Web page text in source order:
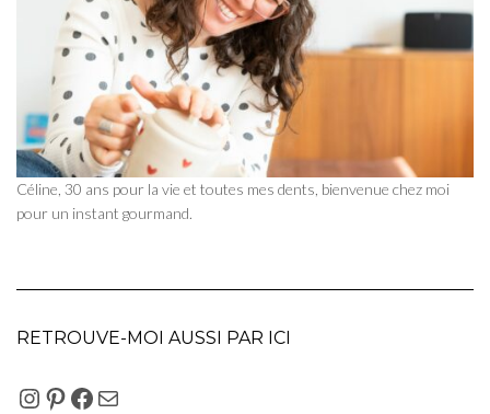
Céline, 30 ans pour la vie et toutes mes dents, bienvenue chez moi
pour un instant gourmand.
RETROUVE-MOI AUSSI PAR ICI
INSTAGRAM
PINTEREST
FACEBOOK
E-MAIL